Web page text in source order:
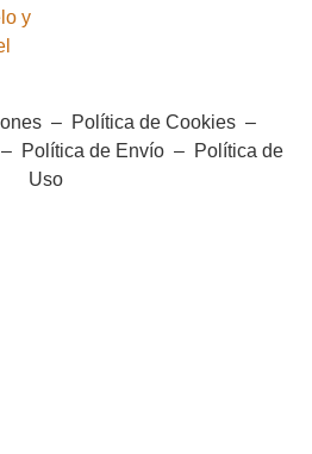
y
– Política de Cookies–
– Política de Envío – Política de
Uso